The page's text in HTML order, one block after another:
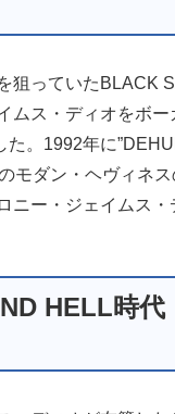
狙っていたBLACK
ムス・ディオをボー
た。1992年に
モダン・ヘヴィネス
ニー・ジェイムス
HELL時代